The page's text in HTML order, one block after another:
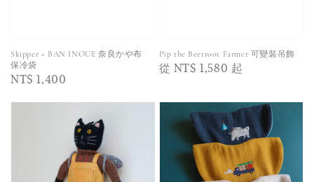
Skipper × BAN INOUE 奈良かや布
保冷袋
Regular
NT$ 1,400
Pip the Beetroot Farmer 可變裝吊飾
Regular
從 NT$ 1,580 起